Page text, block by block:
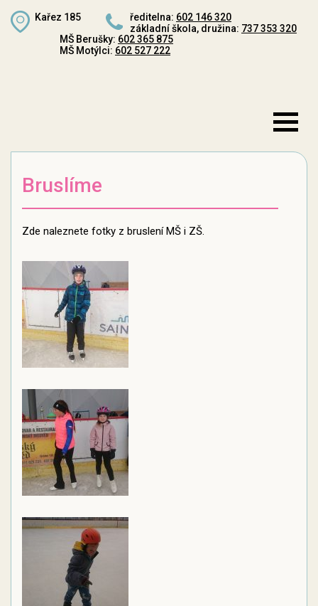
Kařez 185 ředitelna: 602 146 320
základní škola, družina: 737 353 320
MŠ Berušky: 602 365 875
MŠ Motýlci: 602 527 222
Bruslíme
Zde naleznete fotky z bruslení MŠ i ZŠ.